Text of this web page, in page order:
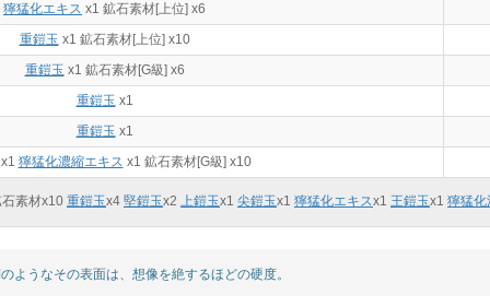
獰猛化エキス x1 鉱石素材[上位] x6
重鎧玉 x1 鉱石素材[上位] x10
重鎧玉 x1 鉱石素材[G級] x6
重鎧玉 x1
重鎧玉 x1
獰猛化濃縮エキス x1 鉱石素材[G級] x10
素材x10 重鎧玉x4 堅鎧玉x2 上鎧玉x1 尖鎧玉x1 獰猛化エキスx1 王鎧玉x1 獰猛化
ようなその表面は、想像を絶するほどの硬度。